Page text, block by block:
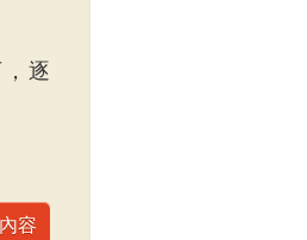
逐